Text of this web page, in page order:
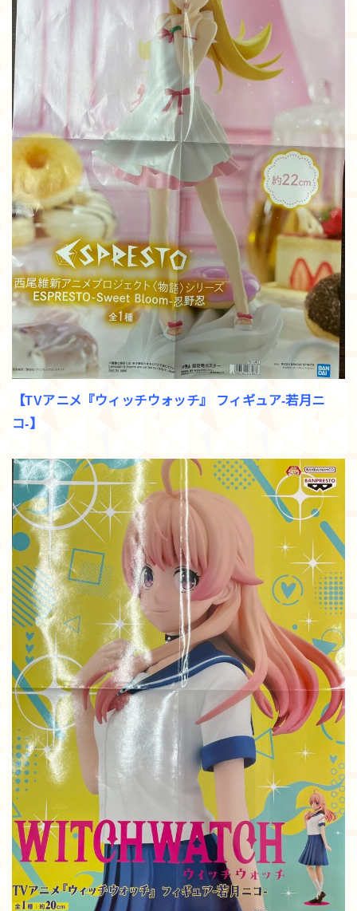
【TVアニメ『ウィッチウォッチ』 フィギュア-若月ニ
コ-】